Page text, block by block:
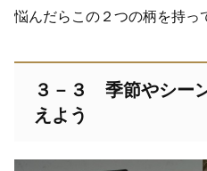
悩んだらこの２つの柄を持っ
３－３ 季節やシー
えよう